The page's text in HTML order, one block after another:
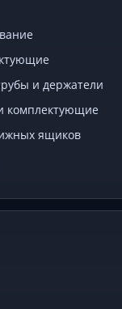
и держатели
комплектующие
ящиков